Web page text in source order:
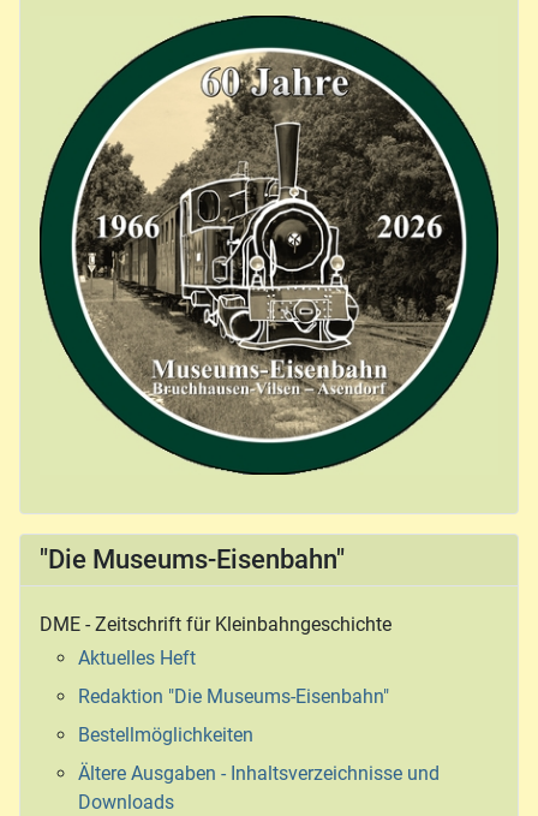
"Die Museums-Eisenbahn"
DME - Zeitschrift für Kleinbahngeschichte
Aktuelles Heft
Redaktion "Die Museums-Eisenbahn"
Bestellmöglichkeiten
Ältere Ausgaben - Inhaltsverzeichnisse und
Downloads